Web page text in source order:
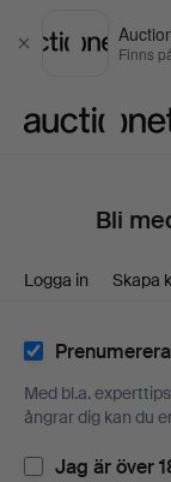
Stäng Finns
Bli
Logga in Skapa
Med bl.a.
ångrar dig kan du
Jag är över